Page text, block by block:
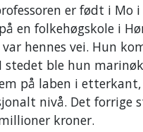
er født i
en folkehøgskole i
hennes vei. Hun
ble hun
på laben i
nivå. Det forrige
kroner.